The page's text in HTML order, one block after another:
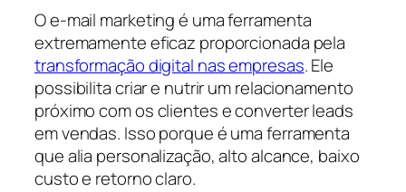
O e-mail marketing é uma ferramenta
extremamente eficaz proporcionada pela
transformação digital nas empresas. Ele
possibilita criar e nutrir um relacionamento
próximo com os clientes e converter leads
em vendas. Isso porque é uma ferramenta
que alia personalização, alto alcance, baixo
custo e retorno claro.